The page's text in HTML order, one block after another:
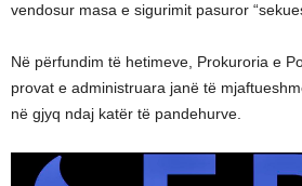
vendosur masa e sigurimit pasuror
Në përfundim të hetimeve, Prokuroria e
provat e administruara janë të
në gjyq ndaj katër të pandehurve.